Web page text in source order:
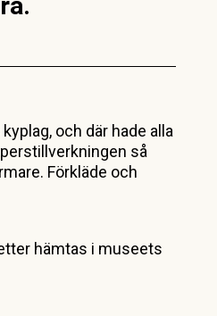
och där hade alla
så
Förkläde och
hämtas i museets